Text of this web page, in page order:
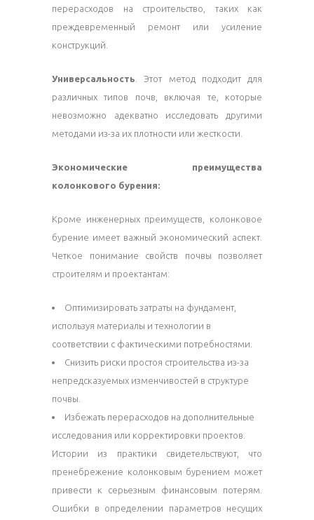
перерасходов на строительство, таких как
преждевременный ремонт или усиление
конструкций.
Универсальность . Этот метод подходит для
различных типов почв, включая те, которые
невозможно адекватно исследовать другими
методами из-за их плотности или жесткости.
Экономические преимущества
колонкового бурения:
Кроме инженерных преимуществ, колонковое
бурение имеет важный экономический аспект.
Четкое понимание свойств почвы позволяет
строителям и проектантам:
Оптимизировать затраты на фундамент,
используя материалы и технологии в
соответствии с фактическими потребностями.
Снизить риски простоя строительства из-за
непредсказуемых изменчивостей в структуре
почвы.
Избежать перерасходов на дополнительные
исследования или корректировки проектов.
Истории из практики свидетельствуют, что
пренебрежение колонковым бурением может
привести к серьезным финансовым потерям.
Ошибки в определении параметров несущих